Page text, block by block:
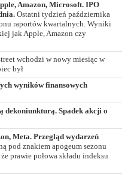
Amazon, Microsoft. IPO
Ostatni tydzień października
raportów kwartalnych. Wyniki
jak Apple, Amazon czy
wchodzi w nowy miesiąc w
był
wyników finansowych
dekoniunkturą. Spadek akcji o
Meta. Przegląd wydarzeń
pod znakiem apogeum sezonu
prawie połowa składu indeksu